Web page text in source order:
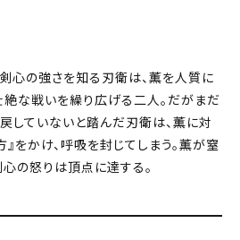
心の強さを知る刃衛は、薫を人質に
絶な戦いを繰り広げる二人。だがまだ
していないと踏んだ刃衛は、薫に対
をかけ、呼吸を封じてしまう。薫が窒
心の怒りは頂点に達する。